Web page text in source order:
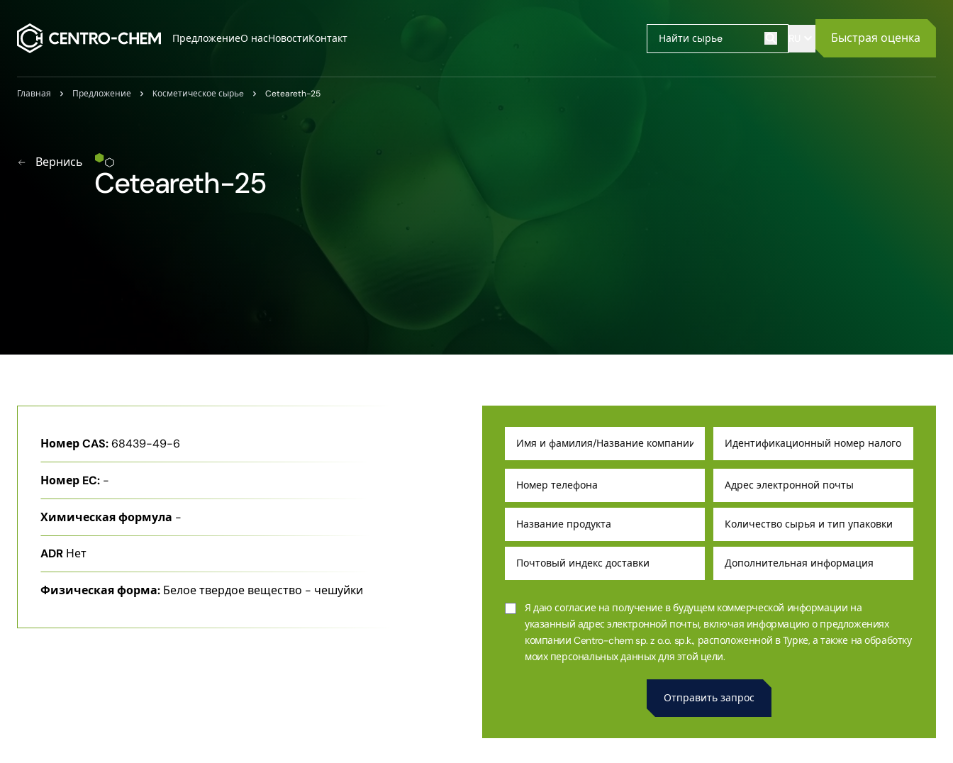
ПредложениеО насНовостиКонтакт Быстрая оценка
Главная Предложение Kосметическое сырьe Ceteareth-25
Вернись
Ceteareth-25
Номер CAS:68439-49-6
Номер EC: -
Химическая формула -
ADR Нет
Физическая форма: Белое твердое вещество - чешуйки
Я даю согласие на получение в будущем коммерческой информации на
указанный адрес электронной почты, включая информацию о предложениях
компании Centro-chem sp. z o.o. sp.k., расположенной в Турке, а также на обработку
моих персональных данных для этой цели.